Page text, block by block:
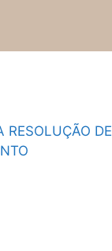
RESOLUÇÃO DE